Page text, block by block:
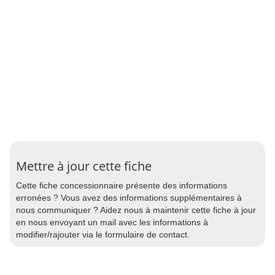
Mettre à jour cette fiche
Cette fiche concessionnaire présente des informations
erronées ? Vous avez des informations supplémentaires à
nous communiquer ? Aidez nous à maintenir cette fiche à jour
en nous envoyant un mail avec les informations à
modifier/rajouter via le formulaire de contact.